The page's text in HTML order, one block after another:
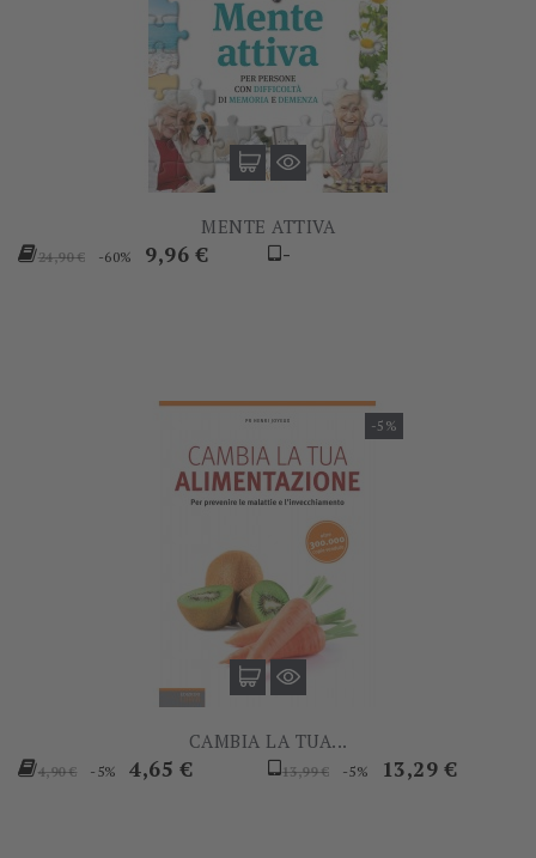
MENTE ATTIVA
Prezzo
24,90 € -60% Prezzo
9,96 € -
-5%
CAMBIA LA TUA...
Prezzo
4,90 € -5% Prezzo
4,65 €
Prezzo
13,99 € -5% Prezzo
13,29 €